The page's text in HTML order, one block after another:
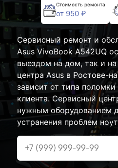
Стоимость ремонта
от 950 ₽
Сервисный ремонт и
Asus VivoBook A542UQ
выездом на дом, так и на
центра Asus в Ростове-
зависит от типа
клиента. Сервисный
нужным оборудованием
устранения проблем